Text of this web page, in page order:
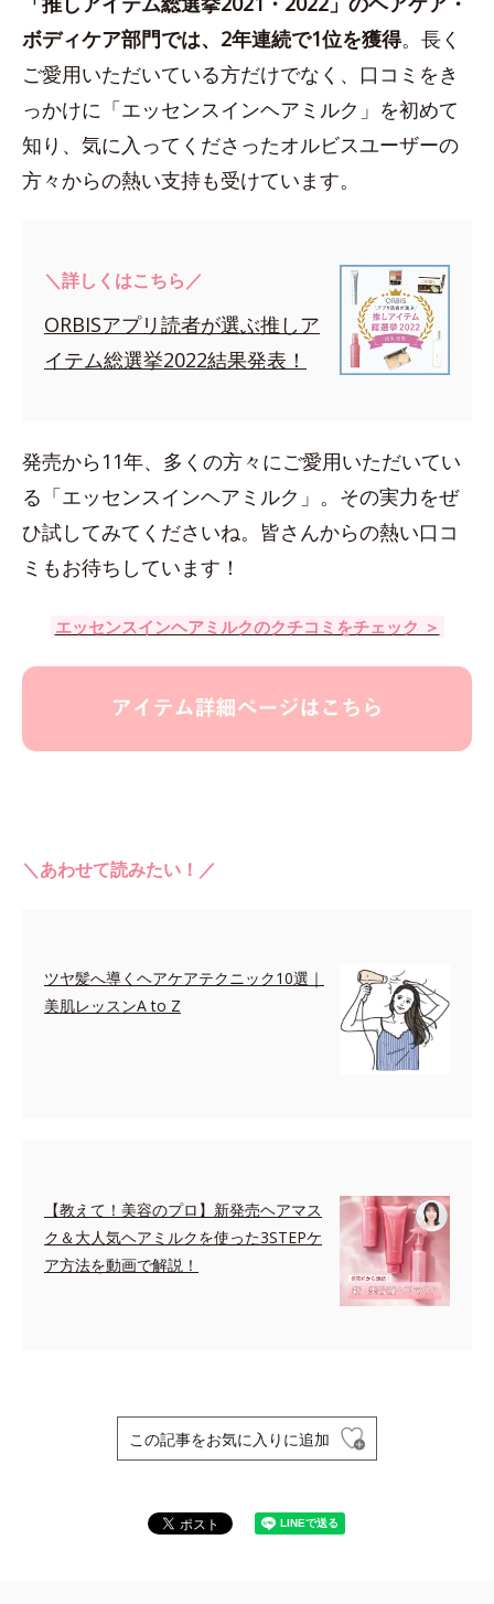
ボディケア部門では、2年連続で1位を獲得。長く
ご愛用いただいている方だけでなく、口コミをき
っかけに「エッセンスインヘアミルク」を初めて
知り、気に入ってくださったオルビスユーザーの
方々からの熱い支持も受けています。
＼詳しくはこちら／
ORBISアプリ読者が選ぶ推しア
イテム総選挙2022結果発表！
発売から11年、多くの方々にご愛用いただいてい
る「エッセンスインヘアミルク」。その実力をぜ
ひ試してみてくださいね。皆さんからの熱い口コ
ミもお待ちしています！
エッセンスインヘアミルクのクチコミをチェック ＞
＼あわせて読みたい！／
ツヤ髪へ導くヘアケアテクニック10選｜
美肌レッスンA to Z
【教えて！美容のプロ】新発売ヘアマス
ク＆大人気ヘアミルクを使った3STEPケ
ア方法を動画で解説！
この記事をお気に入りに追加